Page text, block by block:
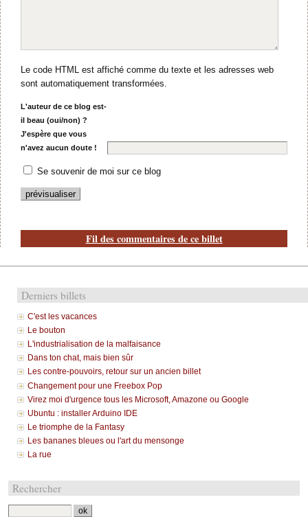
Le code HTML est affiché comme du texte et les adresses web
sont automatiquement transformées.
L'auteur de ce blog est-
il beau (oui/non) ?
J'espère que vous
n'avez aucun doute !
Se souvenir de moi sur ce blog
Fil des commentaires de ce billet
Derniers billets
C'est les vacances
Le bouton
L'industrialisation de la malfaisance
Dans ton chat, mais bien sûr
Les contre-pouvoirs, retour sur un ancien billet
Changement pour une Freebox Pop
Virez moi d'urgence tous les Microsoft, Amazone ou Google
Ubuntu : installer Arduino IDE
Le triomphe de la Fantasy
Les bananes bleues ou l'art du mensonge
La rue
Rechercher